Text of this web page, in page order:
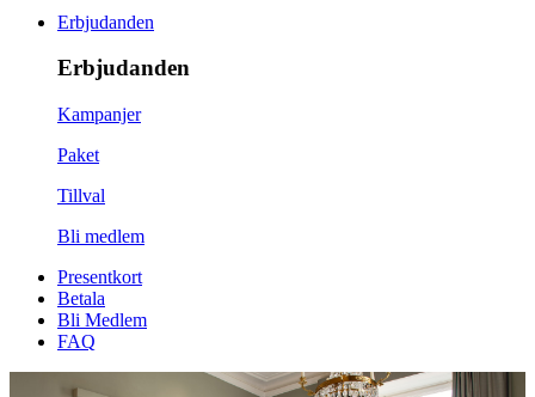
Erbjudanden
Erbjudanden
Kampanjer
Paket
Tillval
Bli medlem
Presentkort
Betala
Bli Medlem
FAQ